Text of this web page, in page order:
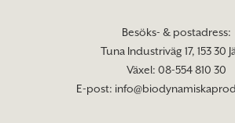
Besöks- & postadress:
Tuna Industriväg 17, 153 30
Växel: 08-554 810 30
E-post: